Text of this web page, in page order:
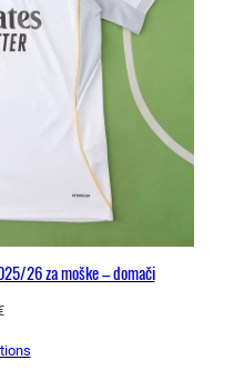
26 za moške – domači